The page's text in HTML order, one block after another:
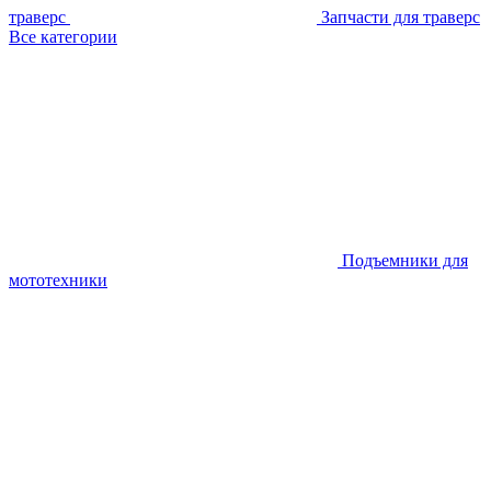
траверс
Запчасти для траверс
Все категории
Подъемники для
мототехники